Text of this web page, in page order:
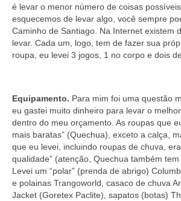
é levar o menor número de coisas
esquecemos de levar algo, você sempre
Caminho de Santiago. Na Internet existem
levar. Cada um, logo, tem de fazer sua
roupa, eu levei 3 jogos, 1 no corpo e dois
Equipamento. Para mim foi uma questão
eu gastei muito dinheiro para levar o
dentro do meu orçamento. As roupas que
mais baratas” (Quechua), exceto a calça,
que eu levei, incluindo roupas de chuva,
qualidade” (atenção, Quechua também tem
Levei um “polar” (prenda de abrigo)
e polainas Trangoworld, casaco de chuva
Jacket (Goretex Paclite), sapatos (botas)